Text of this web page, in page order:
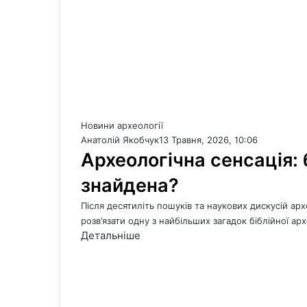
Новини археології
Анатолій Якобчук13 Травня, 2026, 10:06
Археологічна сенсація:
знайдена?
Після десятиліть пошуків та наукових дискусій
розв’язати одну з найбільших загадок біблійної
Детальніше